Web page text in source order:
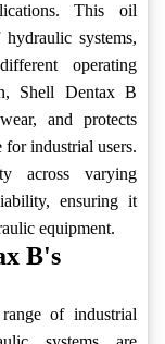
This oil
systems,
operating
Shell Dentax B
and protects
industrial users.
across varying
ensuring it
equipment.
B's
of industrial